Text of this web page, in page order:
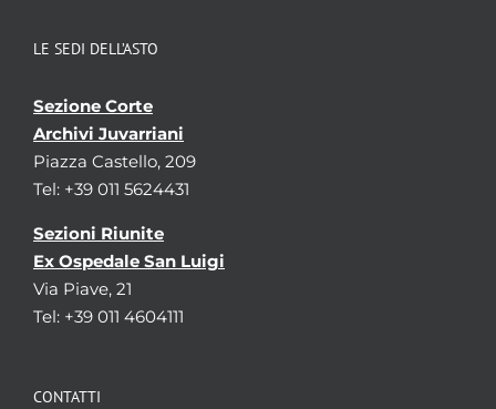
LE SEDI DELL’ASTO
Sezione Corte
Archivi Juvarriani
Piazza Castello, 209
Tel: +39 011 5624431
Sezioni Riunite
Ex Ospedale San Luigi
Via Piave, 21
Tel: +39 011 4604111
CONTATTI